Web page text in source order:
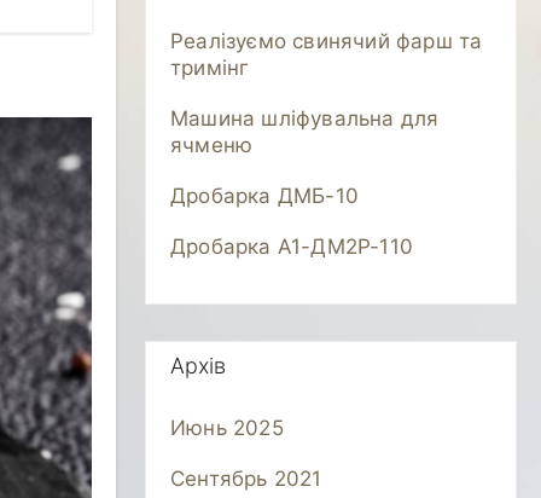
Реалізуємо свинячий фарш та
тримінг
Машина шліфувальна для
ячменю
Дробарка ДМБ-10
Дробарка А1-ДМ2Р-110
Архів
Июнь 2025
Сентябрь 2021